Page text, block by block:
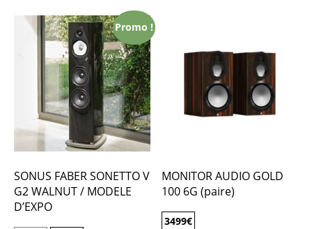
Promo !
SONUS FABER SONETTO V
G2 WALNUT / MODELE
D’EXPO
MONITOR AUDIO GOLD
100 6G (paire)
3499€